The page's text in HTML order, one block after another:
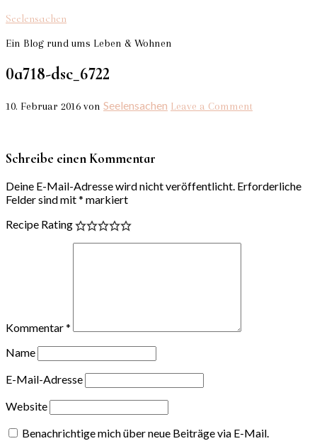
Seelensachen
Ein Blog rund ums Leben & Wohnen
0a718-dsc_6722
10. Februar 2016 von Seelensachen Leave a Comment
Schreibe einen Kommentar
Deine E-Mail-Adresse wird nicht veröffentlicht. Erforderliche
Felder sind mit* markiert
Recipe Rating
Kommentar*
Name
E-Mail-Adresse
Website
Benachrichtige mich über neue Beiträge via E-Mail.